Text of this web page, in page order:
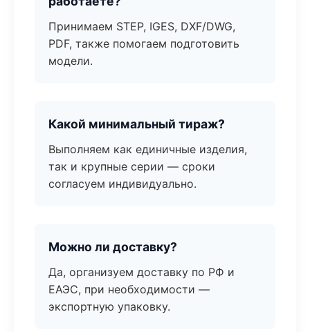
Принимаем STEP, IGES, DXF/DWG,
PDF, также помогаем подготовить
модели.
Какой минимальный тираж?
Выполняем как единичные изделия,
так и крупные серии — сроки
согласуем индивидуально.
Можно ли доставку?
Да, организуем доставку по РФ и
ЕАЭС, при необходимости —
экспортную упаковку.